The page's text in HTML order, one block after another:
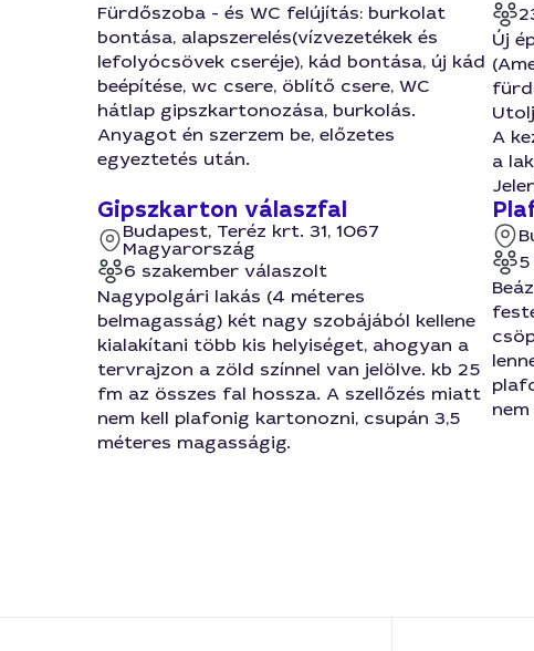
Fürdőszoba - és WC felújítás: burkolat
bontása, alapszerelés(vízvezetékek és
lefolyócsövek cseréje), kád bontása, új kád
beépítése, wc csere, öblítő csere, WC
hátlap gipszkartonozása, burkolás.
Anyagot én szerzem be, előzetes
egyeztetés után.
Új
A
a
Gipszkarton válaszfal
Budapest, Teréz krt. 31, 1067
Magyarország
6 szakember válaszolt
Nagypolgári lakás (4 méteres
belmagasság) két nagy szobájából kellene
kialakítani több kis helyiséget, ahogyan a
tervrajzon a zöld színnel van jelölve. kb 25
fm az összes fal hossza. A szellőzés miatt
nem kell plafonig kartonozni, csupán 3,5
méteres magasságig.